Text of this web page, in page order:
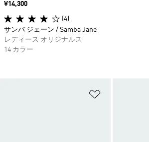
価格
¥14,300
(4)
サンバ ジェーン / Samba Jane
レディース オリジナルス
14 カラー